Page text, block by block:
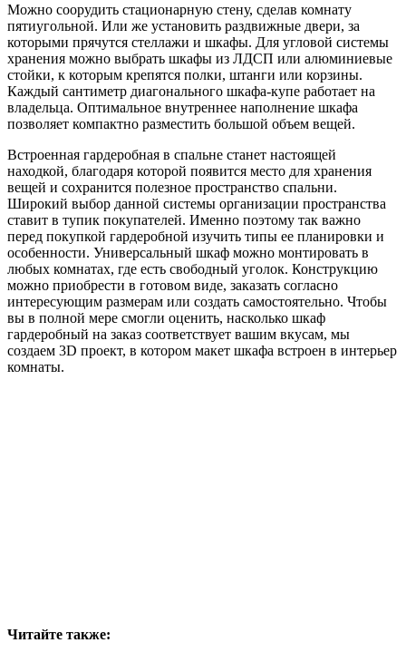
Можно соорудить стационарную стену, сделав комнату
пятиугольной. Или же установить раздвижные двери, за
которыми прячутся стеллажи и шкафы. Для угловой системы
хранения можно выбрать шкафы из ЛДСП или алюминиевые
стойки, к которым крепятся полки, штанги или корзины.
Каждый сантиметр диагонального шкафа-купе работает на
владельца. Оптимальное внутреннее наполнение шкафа
позволяет компактно разместить большой объем вещей.
Встроенная гардеробная в спальне станет настоящей
находкой, благодаря которой появится место для хранения
вещей и сохранится полезное пространство спальни.
Широкий выбор данной системы организации пространства
ставит в тупик покупателей. Именно поэтому так важно
перед покупкой гардеробной изучить типы ее планировки и
особенности. Универсальный шкаф можно монтировать в
любых комнатах, где есть свободный уголок. Конструкцию
можно приобрести в готовом виде, заказать согласно
интересующим размерам или создать самостоятельно. Чтобы
вы в полной мере смогли оценить, насколько шкаф
гардеробный на заказ соответствует вашим вкусам, мы
создаем 3D проект, в котором макет шкафа встроен в интерьер
комнаты.
Читайте также: